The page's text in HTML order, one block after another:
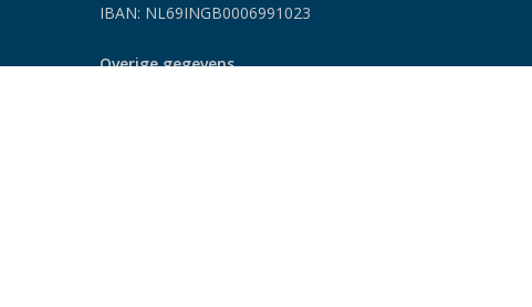
IBAN: NL69INGB0006991023
Overige gegevens